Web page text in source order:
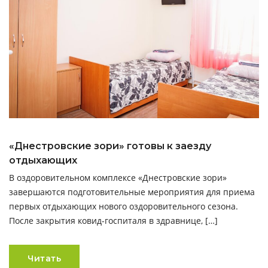
«Днестровские зори» готовы к заезду
отдыхающих
В оздоровительном комплексе «Днестровские зори»
завершаются подготовительные мероприятия для приема
первых отдыхающих нового оздоровительного сезона.
После закрытия ковид-госпиталя в здравнице, […]
Читать